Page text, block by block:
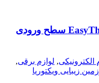
دستگاه حکاکی لیزری EasyThreed 2W سطح ورودی
الکترونیکی, لوازم برقی,
زیبایی ویکتوریا